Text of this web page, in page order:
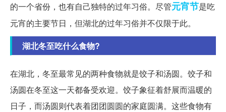
的一个省份，也有自己独特的过年习俗。尽管元宵节是吃
元宵的主要节日，但湖北的过年习俗并不仅限于此。
湖北冬至吃什么食物?
在湖北，冬至最常见的两种食物就是饺子和汤圆。饺子和
汤圆在冬至这一天都备受欢迎。饺子象征着舒展而温暖的
日子，而汤圆则代表着团团圆圆的家庭圆满。这些食物有